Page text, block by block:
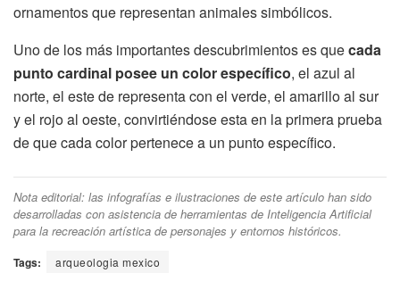
ornamentos que representan animales simbólicos.
Uno de los más importantes descubrimientos es quecada
punto cardinal posee un color específico, el azul al
norte, el este de representa con el verde, el amarillo al sur
y el rojo al oeste, convirtiéndose esta en la primera prueba
de que cada color pertenece a un punto específico.
Nota editorial: las infografías e ilustraciones de este artículo han sido
desarrolladas con asistencia de herramientas de Inteligencia Artificial
para la recreación artística de personajes y entornos históricos.
Tags: arqueologia mexico